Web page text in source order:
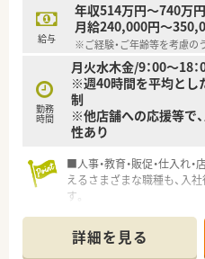
給与
年収514万円～740万円
月給240,000円～
※ご経験・ご年齢等を考慮の
勤務
時間
月火水木金/9：00～18：
※週40時間を平均とし
制
※他店舗への応援等で
性あり
■人事・教育・販促・仕入れ
えるさまざまな職種も、入
す。
ます。
詳細を見る